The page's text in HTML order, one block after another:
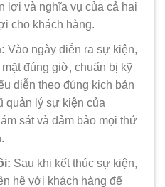
lợi và nghĩa vụ của cả hai
cho khách hàng.
Vào ngày diễn ra sự kiện,
đúng giờ, chuẩn bị kỹ
diễn theo đúng kịch bản
quản lý sự kiện của
sát và đảm bảo mọi thứ
Sau khi kết thúc sự kiện,
hệ với khách hàng để